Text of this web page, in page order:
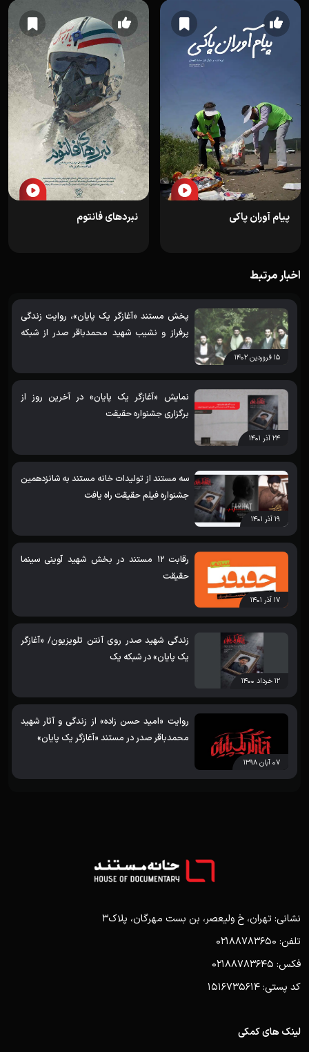
پیام آوران پاکی نبردهای فانتوم
اخبار مرتبط
۱۵ فروردین ۱۴۰۲
پخش مستند «آغازگر یک پایان»، روایت زندگی
پرفراز و نشیب شهید محمدباقر صدر از شبکه
۲۴ آذر ۱۴۰۱
نمایش «آغازگر یک پایان» در آخرین روز از
برگزاری جشنواره حقیقت
۱۹ آذر ۱۴۰۱
سه مستند از تولیدات خانه مستند به شانزدهمین
جشنواره فیلم حقیقت راه یافت
۱۷ آذر ۱۴۰۱
رقابت 12 مستند در بخش شهید آوینی سینما
حقیقت
۱۲ خرداد ۱۴۰۰
زندگی شهید صدر روی آنتن تلویزیون/ «آغازگر
یک پایان» در شبکه یک
۰۷ آبان ۱۳۹۸
روایت «امید حسن زاده» از زندگی و آثار شهید
محمدباقر صدر در مستند «آغازگر یک پایان»
نشانی: تهران، خ ولیعصر، بن بست مهرگان، پلاک3
تلفن: 02188783650
فکس: 02188783645
کد پستی: 1516735614
لینک های کمکی